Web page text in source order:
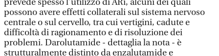
prevede spesso l’utilizzo di ARi, alcuni dei quali
possono avere effetti collaterali sul sistema nervoso
centrale o sul cervello, tra cui vertigini, cadute e
difficoltà di ragionamento e di risoluzione dei
problemi. Darolutamide - dettaglia la nota - è
strutturalmente distinto da enzalutamide e